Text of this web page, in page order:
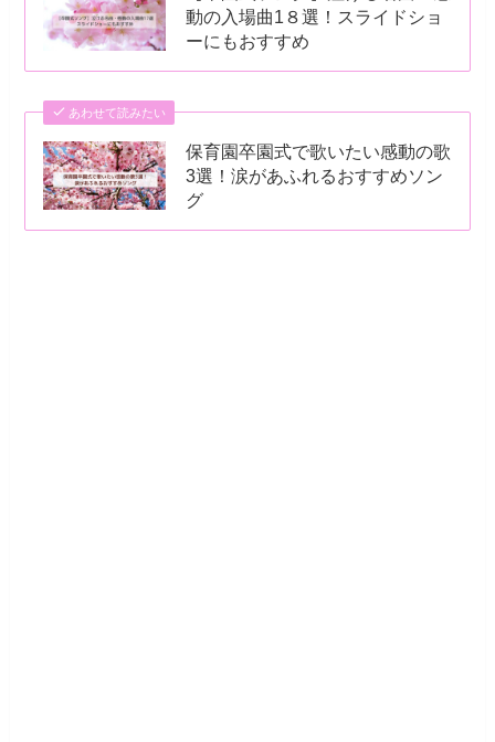
動の入場曲1８選！スライドショ
ーにもおすすめ
あわせて読みたい
保育園卒園式で歌いたい感動の歌
3選！涙があふれるおすすめソン
グ